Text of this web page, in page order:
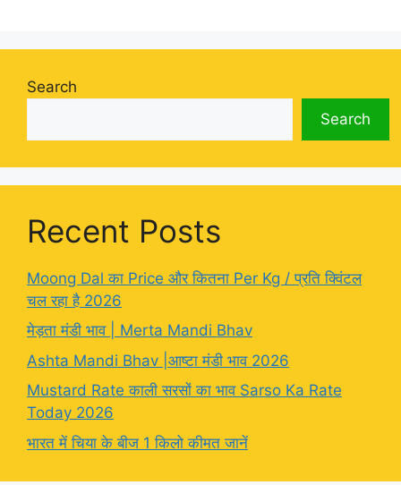
Search
Search
Recent Posts
Moong Dal का Price और कितना Per Kg / प्रति क्विंटल
चल रहा है 2026
मेड़ता मंडी भाव | Merta Mandi Bhav
Ashta Mandi Bhav |आष्टा मंडी भाव 2026
Mustard Rate काली सरसों का भाव Sarso Ka Rate
Today 2026
भारत में चिया के बीज 1 किलो कीमत जानें